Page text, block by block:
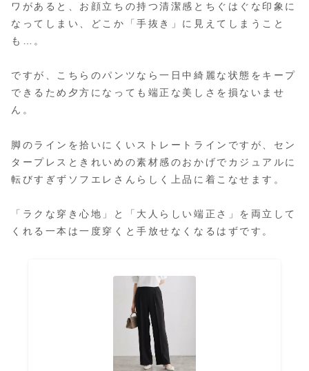
ワがあると、お顔立ちの持つ清潔感とちぐはぐな印象に
なってしまい、どこか「手抜き」に見えてしまうこと
も…。
ですが、こちらのパンツなら一日中綺麗な状態をキープ
できるため夕方になっても端正な美しさを損ないませ
ん。
脚のラインを拾いにくいストレートラインですが、セン
タープレスときれいめの素材感のおかげでカジュアルに
転びすぎずソフエレさんらしく上品に着こなせます。
「ラクな穿き心地」と「大人らしい端正さ」を両立して
くれる一本は一度穿くと手放せなくなるはずです。